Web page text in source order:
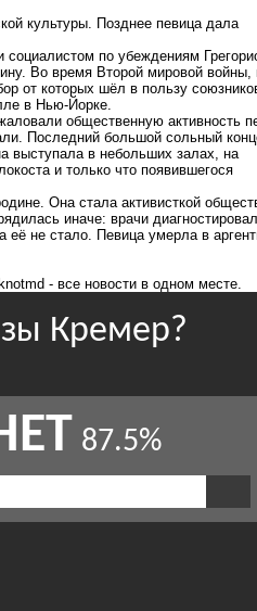
культуры. Позднее певица дала
по убеждениям
Во время Второй мировой войны,
от которых шёл в пользу
в Нью-Йорке.
общественную активность
Последний большой сольный
выступала в небольших залах, на
и только что появившегося
Она стала активисткой
иначе: врачи
не стало. Певица умерла в
- все новости в одном месте.